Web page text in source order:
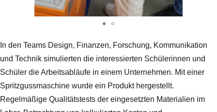
In den Teams Design, Finanzen, Forschung, Kommunikation
und Technik simulierten die interessierten Schülerinnen und
Schüler die Arbeitsabläufe in einem Unternehmen. Mit einer
Spritzgussmaschine wurde ein Produkt hergestellt.
Regelmäßige Qualitätstests der eingesetzten Materialien im